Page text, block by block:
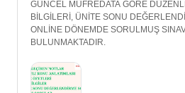
GÜNCEL MÜFREDATA GÖRE
BİLGİLERİ, ÜNİTE SONU
ONLİNE DÖNEMDE SORULMUŞ
BULUNMAKTADIR.